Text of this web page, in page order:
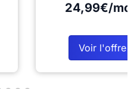
24,99€/
Voir l'offre